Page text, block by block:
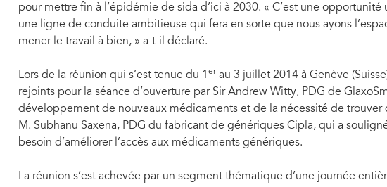
pour mettre fin à l’épidémie de sida d’ici à 2030. « C’est une
une ligne de conduite ambitieuse qui fera en sorte que nous ayons
mener le travail à bien, » a-t-il déclaré.
Lors de la réunion qui s’est tenue du 1 er au 3 juillet 2014 à Genève
rejoints pour la séance d’ouverture par Sir Andrew Witty, PDG de
développement de nouveaux médicaments et de la nécessité de trouver
M. Subhanu Saxena, PDG du fabricant de génériques Cipla, qui a
besoin d’améliorer l’accès aux médicaments génériques.
La réunion s’est achevée par un segment thématique d’une journée